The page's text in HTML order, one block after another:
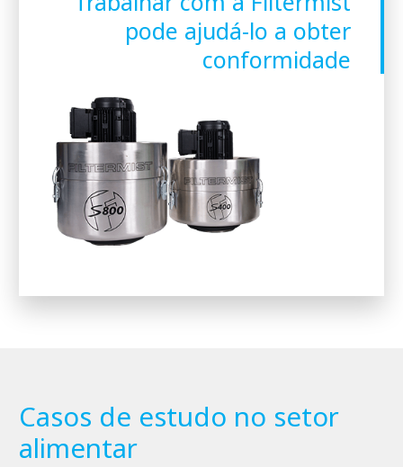
pode ajudá-lo a obter
conformidade
Casos de estudo no setor
alimentar